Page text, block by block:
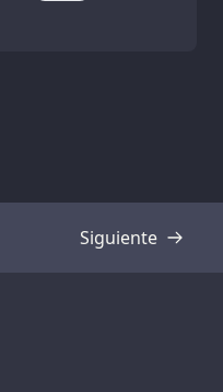
Siguiente
Transcripción